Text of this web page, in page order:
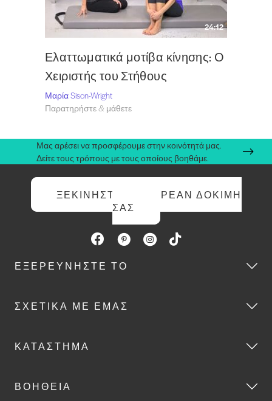
24:12
Ελαττωματικά μοτίβα κίνησης: Ο
Χειριστής του Στήθους
Μαρία Sison-Wright
Παρατηρήστε & μάθετε
Μας αρέσει να προσφέρουμε στην κοινότητά μας.
Δείτε τους τρόπους με τους οποίους βοηθάμε.
ΞΕΚΙΝΉΣΤΕ ΤΗ ΔΩΡΕΆΝ ΔΟΚΙΜΉ
ΣΑΣ
ΕΞΕΡΕΥΝΉΣΤΕ ΤΟ
ΣΧΕΤΙΚΆ ΜΕ ΕΜΆΣ
ΚΑΤΆΣΤΗΜΑ
ΒΟΉΘΕΙΑ